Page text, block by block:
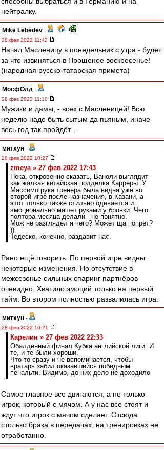
нейтралку.
Mike Lebedev -
28 фев 2022 11:42
Начал Масленицу в понедельник с утра - будет
за что извиняться в Прощеное воскресенье!
(народная русско-татарская примета)
МосфОлд -
28 фев 2022 11:10
Мужики и дамы, - всех с Масленицей! Всю
неделю надо быть сытым да пьяным, иначе
весь год так пройдёт...
митхун -
28 фев 2022 10:27
zmeya » 27 фев 2022 17:43
Пока, откровенно сказать, Ваноли выглядит
как жалкая китайская подделка Карреры. У
Массимо рука тренера была видна уже во
второй игре после назначения, в Казани, а
этот только также стильно одевается и
эмоционально машет руками у бровки. Чего
полтора месяца делали - не понятно.
Мож не разглядел я чего? Может ща попрёт?
))
Тедеско, конечно, раздавит нас.
Рано ещё говорить. По первой игре видны
некоторые изменения. Но отсутствие в
межсезонье сильных спаринг партнёров
очевидно. Хватило эмоций только на первый
тайм. Во втором полностью развалилась игра.
митхун -
28 фев 2022 10:21
Карелин » 27 фев 2022 22:33
Обалденный финал Кубка английской лиги. И
те, и те были хороши.
Что-то сразу и не вспоминается, чтобы
вратарь забил оказавшийся победным
пенальти. Видимо, до них дело не доходило
Самое главное все двигаются, а не только
игрок, который с мячом. А у нас все стоят и
ждут что игрок с мячом сделает. Отсюда
столько брака в передачах, на тренировках не
отработанно.